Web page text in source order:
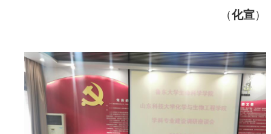
（化宣）